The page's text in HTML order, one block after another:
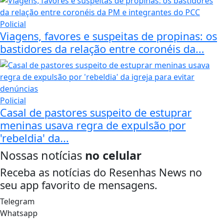
Policial
Viagens, favores e suspeitas de propinas: os
bastidores da relação entre coronéis da...
Policial
Casal de pastores suspeito de estuprar
meninas usava regra de expulsão por
'rebeldia' da...
Nossas notícias no celular
Receba as notícias do Resenhas News no
seu app favorito de mensagens.
Telegram
Whatsapp